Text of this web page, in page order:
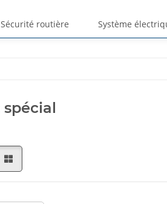
Sécurité routière Système